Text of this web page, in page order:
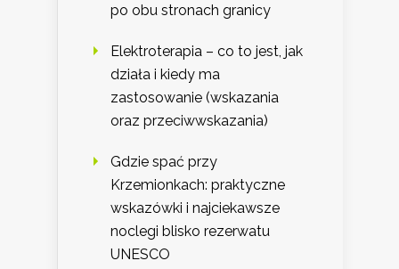
po obu stronach granicy
Elektroterapia – co to jest, jak
działa i kiedy ma
zastosowanie (wskazania
oraz przeciwwskazania)
Gdzie spać przy
Krzemionkach: praktyczne
wskazówki i najciekawsze
noclegi blisko rezerwatu
UNESCO